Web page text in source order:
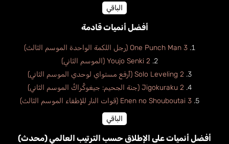
الباقي
أفضل أنميات قادمة
One Punch Man 3 (رجل اللكمة الواحدة الموسم الثالث)
Youjo Senki 2 (الموسم الثاني)
Solo Leveling 2 (أرفع مستواي لوحدي الموسم الثاني)
Jigokuraku 2 (جنة الجحيم: جيغوكُراكُ الموسم الثاني)
Enen no Shouboutai 3 (قوات النار للإطفاء الموسم الثالث)
الباقي
أفضل أنميات على الإطلاق حسب الترتيب العالمي (محدث)